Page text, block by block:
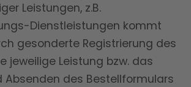
Leistungen, z.B.
Dienstleistungen kommt
gesonderte Registrierung des
jeweilige Leistung bzw. das
Absenden des Bestellformulars